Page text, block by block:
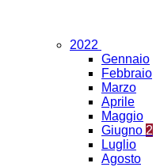
2022
Gennaio
Febbraio
Marzo
Aprile
Maggio
Giugno 2
Luglio
Agosto